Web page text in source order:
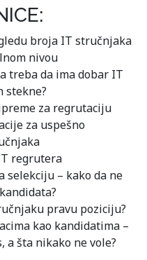
broja IT stručnjaka
nivou
treba da ima dobar IT
stekne?
za regrutaciju
za uspešno
regrutera
selekciju – kako da ne
pravu poziciju?
kao kandidatima –
a šta nikako ne vole?